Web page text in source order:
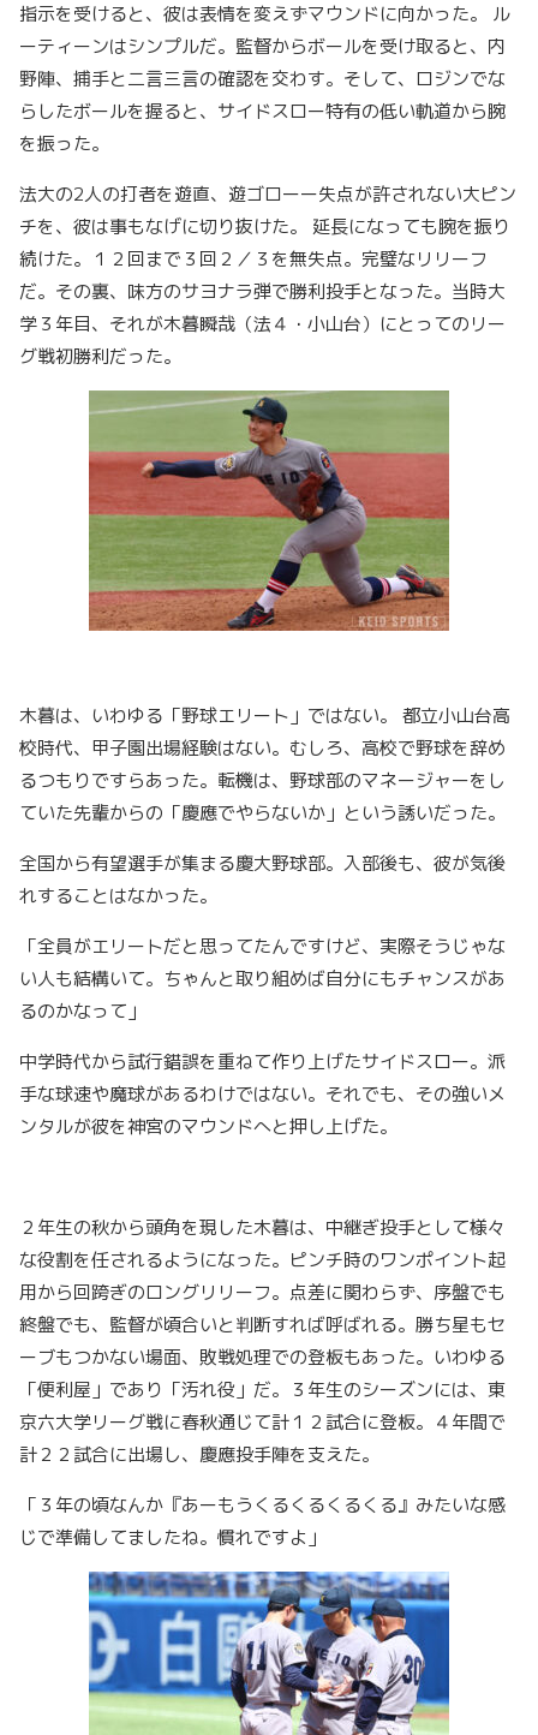
指示を受けると、彼は表情を変えずマウンドに向かった。 ル
ーティーンはシンプルだ。監督からボールを受け取ると、内
野陣、捕手と二言三言の確認を交わす。そして、ロジンでな
らしたボールを握ると、サイドスロー特有の低い軌道から腕
を振った。
法大の2人の打者を遊直、遊ゴローー失点が許されない大ピン
チを、彼は事もなげに切り抜けた。 延長になっても腕を振り
続けた。１２回まで３回２／３を無失点。完璧なリリーフ
だ。その裏、味方のサヨナラ弾で勝利投手となった。当時大
学３年目、それが木暮瞬哉（法４・小山台）にとってのリー
グ戦初勝利だった。
木暮は、いわゆる「野球エリート」ではない。 都立小山台高
校時代、甲子園出場経験はない。むしろ、高校で野球を辞め
るつもりですらあった。転機は、野球部のマネージャーをし
ていた先輩からの「慶應でやらないか」という誘いだった。
全国から有望選手が集まる慶大野球部。入部後も、彼が気後
れすることはなかった。
「全員がエリートだと思ってたんですけど、実際そうじゃな
い人も結構いて。ちゃんと取り組めば自分にもチャンスがあ
るのかなって」
中学時代から試行錯誤を重ねて作り上げたサイドスロー。派
手な球速や魔球があるわけではない。それでも、その強いメ
ンタルが彼を神宮のマウンドへと押し上げた。
２年生の秋から頭角を現した木暮は、中継ぎ投手として様々
な役割を任されるようになった。ピンチ時のワンポイント起
用から回跨ぎのロングリリーフ。点差に関わらず、序盤でも
終盤でも、監督が頃合いと判断すれば呼ばれる。勝ち星もセ
ーブもつかない場面、敗戦処理での登板もあった。いわゆる
「便利屋」であり「汚れ役」だ。３年生のシーズンには、東
京六大学リーグ戦に春秋通じて計１２試合に登板。４年間で
計２２試合に出場し、慶應投手陣を支えた。
「３年の頃なんか『あーもうくるくるくるくる』みたいな感
じで準備してましたね。慣れですよ」